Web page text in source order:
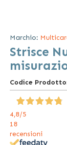
galleria
di
immagini
Marchio:
Strisce
Codice Prodotto
4,8/5
18
recensioni